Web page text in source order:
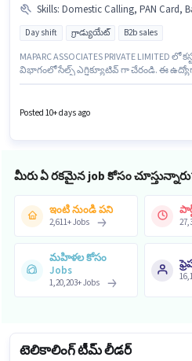
Skills: Domestic Calling, PAN Card, Bank Account, Aadhar
Day shift గ్రాడ్యుయేట్ B2b sales
MAPARC ASSOCIATES PRIVATE
విభాగంలో సేల్స్ ఎగ్జిక్యూటివ్ గా చేరండి. ఈ
Calling ఉండాలి. ఈ ఉద్యోగం 6 - 12 నెలలు
కోసం అనుకూలంగా ఉంటుంది. మీరు నెలకు
Posted 10+ days ago
మీరు ఏ రకమైన job కోసం
ఇంటి నుండి పని
2,611+Jobs
మహిళల కోసం
Jobs
1,20,203+Jobs
టెలికాలింగ్ టీమ్ లీడర్